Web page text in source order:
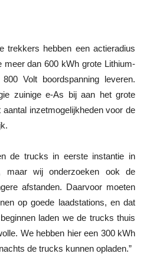
trekkers hebben een actieradius
meer dan 600 kWh grote Lithium-
Volt boordspanning leveren.
zuinige e-As bij aan het grote
inzetmogelijkheden voor de
de trucks in eerste instantie in
maar wij onderzoeken ook de
afstanden. Daarvoor moeten
op goede laadstations, en dat
laden we de trucks thuis
We hebben hier een 300 kWh
de trucks kunnen opladen.”